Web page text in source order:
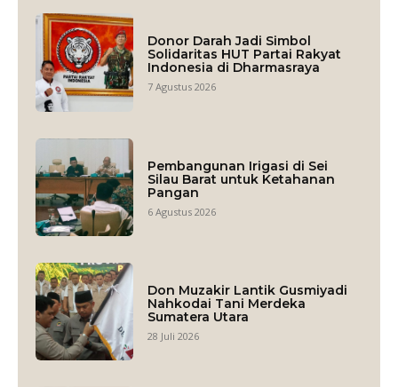
Donor Darah Jadi Simbol
Solidaritas HUT Partai Rakyat
Indonesia di Dharmasraya
7 Agustus 2026
Pembangunan Irigasi di Sei
Silau Barat untuk Ketahanan
Pangan
6 Agustus 2026
Don Muzakir Lantik Gusmiyadi
Nahkodai Tani Merdeka
Sumatera Utara
28 Juli 2026